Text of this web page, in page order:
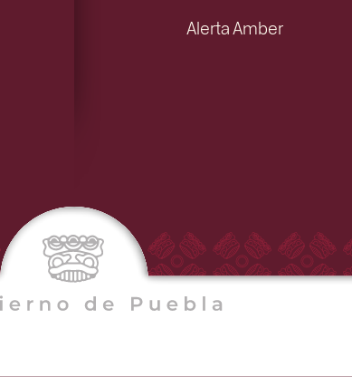
Alerta Amber